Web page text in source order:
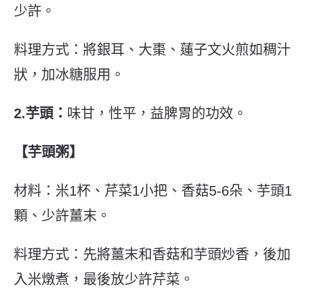
少許。
料理方式：將銀耳、大棗、蓮子文火煎如稠汁
狀，加冰糖服用。
2.芋頭： 味甘，性平，益脾胃的功效。
【芋頭粥】
材料：米1杯、芹菜1小把、香菇5-6朵、芋頭1
顆、少許薑末。
料理方式：先將薑末和香菇和芋頭炒香，後加
入米燉煮，最後放少許芹菜。